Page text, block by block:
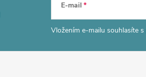
E-mail
Vložením e-mailu souhlasíte s